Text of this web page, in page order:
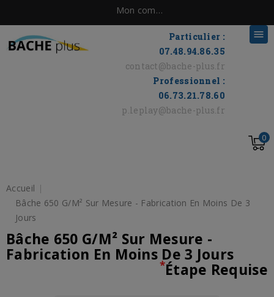
Mon compte
Particulier :
07.48.94.86.35
contact@bache-plus.fr
Professionnel :
06.73.21.78.60
p.leplay@bache-plus.fr

0
Accueil
Bâche 650 G/m² Sur Mesure - Fabrication En Moins De 3
Jours
Bâche 650 G/m² Sur Mesure -
Fabrication En Moins De 3 Jours
*Étape Requise